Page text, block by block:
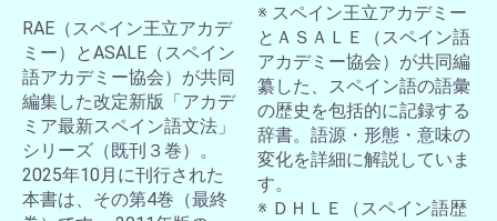
RAE（スペイン王立アカデ
ミー）とASALE（スペイン
語アカデミー協会）が共同
編集した改定新版「アカデ
ミア最新スペイン語文法」
シリーズ（既刊３巻）。
2025年10月に刊行された
本書は、その第4巻（最終
※ スペイン王立アカデミー
とＡＳＡＬＥ（スペイン語
アカデミー協会）が共同編
纂した、スペイン語の語彙
の歴史を包括的に記録する
辞書。語源・形態・意味の
変化を詳細に解説していま
す。
※ ＤＨＬＥ（スペイン語歴